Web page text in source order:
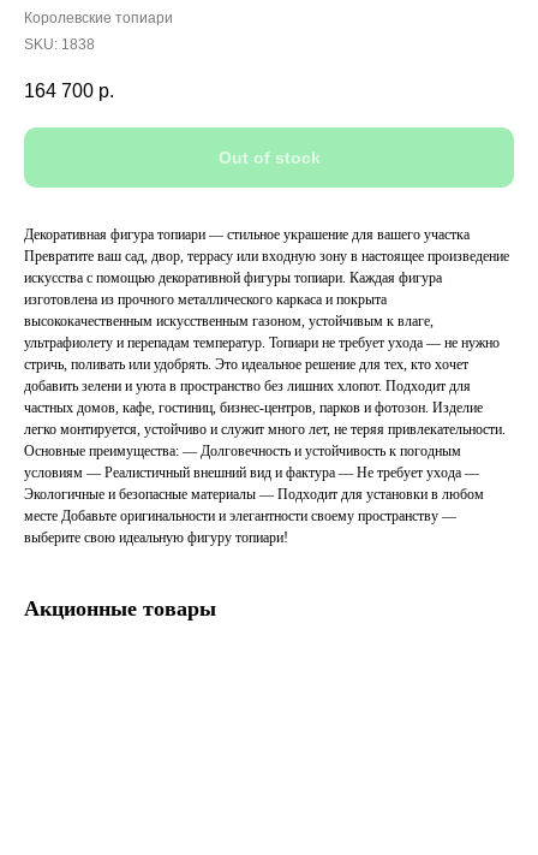
Королевские топиари
SKU: 1838
164 700 р.
Out of stock
Декоративная фигура топиари — стильное украшение для вашего участка
Превратите ваш сад, двор, террасу или входную зону в настоящее произведение
искусства с помощью декоративной фигуры топиари. Каждая фигура
изготовлена из прочного металлического каркаса и покрыта
высококачественным искусственным газоном, устойчивым к влаге,
ультрафиолету и перепадам температур. Топиари не требует ухода — не нужно
стричь, поливать или удобрять. Это идеальное решение для тех, кто хочет
добавить зелени и уюта в пространство без лишних хлопот. Подходит для
частных домов, кафе, гостиниц, бизнес-центров, парков и фотозон. Изделие
легко монтируется, устойчиво и служит много лет, не теряя привлекательности.
Основные преимущества: — Долговечность и устойчивость к погодным
условиям — Реалистичный внешний вид и фактура — Не требует ухода —
Экологичные и безопасные материалы — Подходит для установки в любом
месте Добавьте оригинальности и элегантности своему пространству —
выберите свою идеальную фигуру топиари!
Акционные товары